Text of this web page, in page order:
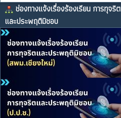
ช่องทางแจ้งเรื่องร้องเรียน การทุจริต
และประพฤติมิชอบ